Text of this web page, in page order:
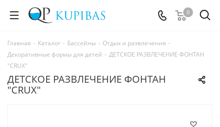
0
Главная - Каталог - Бассейны - Отдых и развлечения -
Декоративные формы для детей - ДЕТСКОЕ РАЗВЛЕЧЕНИЕ ФОНТАН
"CRUX"
ДЕТСКОЕ РАЗВЛЕЧЕНИЕ ФОНТАН
"CRUX"